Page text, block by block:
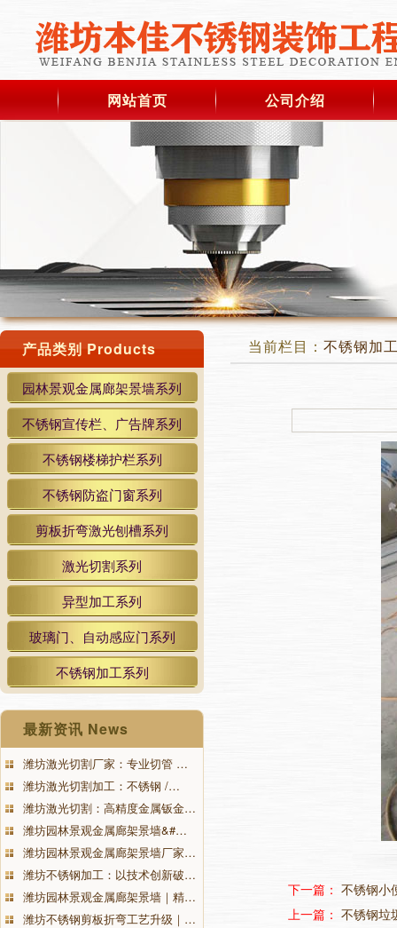
网站首页 公司介绍
产品类别 Products
园林景观金属廊架景墙系列
不锈钢宣传栏、广告牌系列
不锈钢楼梯护栏系列
不锈钢防盗门窗系列
剪板折弯激光刨槽系列
激光切割系列
异型加工系列
玻璃门、自动感应门系列
不锈钢加工系列
最新资讯 News
潍坊激光切割厂家：专业切管 …
潍坊激光切割加工：不锈钢 /…
潍坊激光切割：高精度金属钣金…
潍坊园林景观金属廊架景墙&#…
潍坊园林景观金属廊架景墙厂家…
潍坊不锈钢加工：以技术创新破…
潍坊园林景观金属廊架景墙｜精…
潍坊不锈钢剪板折弯工艺升级｜…
当前栏目： 不锈钢加
下一篇： 不锈钢小
上一篇： 不锈钢垃